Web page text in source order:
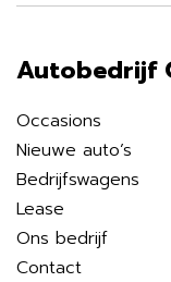
Autobedrijf
Occasions
Nieuwe auto’s
Bedrijfswagens
Lease
Ons bedrijf
Contact